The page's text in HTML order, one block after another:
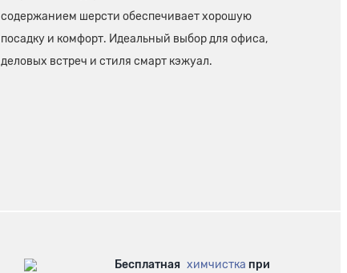
содержанием шерсти обеспечивает хорошую
посадку и комфорт. Идеальный выбор для офиса,
деловых встреч и стиля смарт кэжуал.
Бесплатная химчистка при